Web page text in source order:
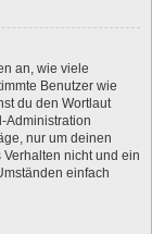
an, wie viele
Benutzer wie
du den Wortlaut
Administration
nur um deinen
nicht und ein
einfach